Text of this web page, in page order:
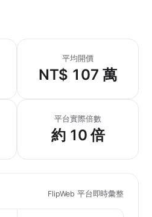
平均開價
NT$ 107 萬
平台實際倍數
約 10 倍
FlipWeb 平台即時彙整